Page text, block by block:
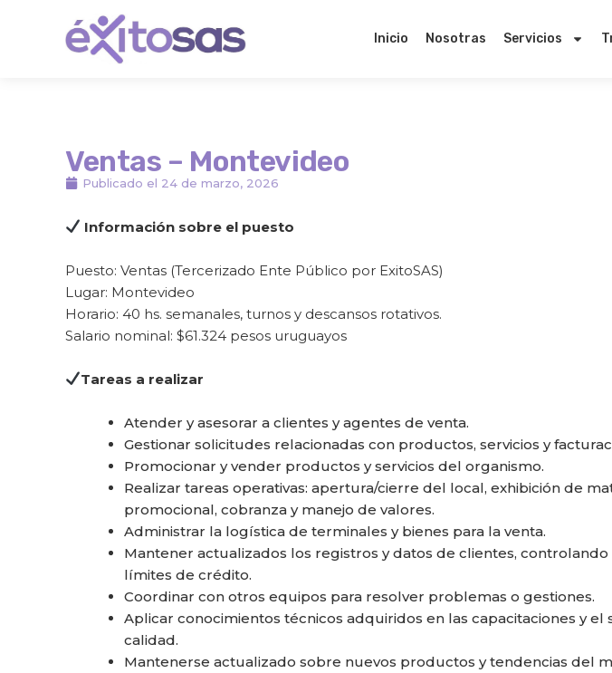
contenido
Inicio Nosotras Servicios
Ventas – Montevideo
Publicado el 24 de marzo, 2026
Información sobre el puesto
Puesto: Ventas (Tercerizado Ente Público por ExitoSAS)
Lugar: Montevideo
Horario: 40 hs. semanales, turnos y descansos rotativos.
Salario nominal: $61.324 pesos uruguayos
Tareas a realizar
Atender y asesorar a clientes y agentes de venta.
Gestionar solicitudes relacionadas con productos, servicios y
Promocionar y vender productos y servicios del organismo.
Realizar tareas operativas: apertura/cierre del local, exhibición de
promocional, cobranza y manejo de valores.
Administrar la logística de terminales y bienes para la venta.
Mantener actualizados los registros y datos de clientes, controlando
límites de crédito.
Coordinar con otros equipos para resolver problemas o gestiones.
Aplicar conocimientos técnicos adquiridos en las capacitaciones y el
calidad.
Mantenerse actualizado sobre nuevos productos y tendencias del